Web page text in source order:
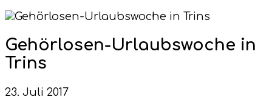
Gehörlosen-Urlaubswoche in
Trins
23. Juli 2017